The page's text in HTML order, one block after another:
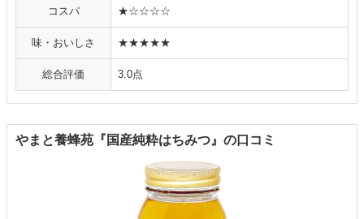
コスパ ★☆☆☆☆
味・おいしさ ★★★★★
総合評価 3.0点
やまと養蜂苑『国産純粋はちみつ』の口コミ